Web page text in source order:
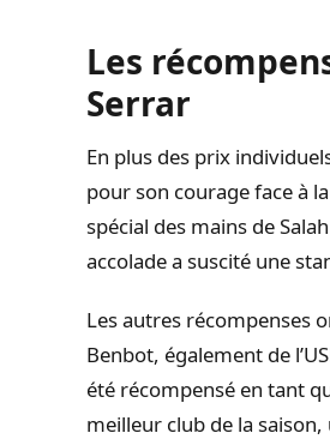
Les
Serrar
En plus des prix
pour son courage face à
spécial des mains de
accolade a suscité une
Les autres récompenses
Benbot, également de
été récompensé en tant
meilleur club de la